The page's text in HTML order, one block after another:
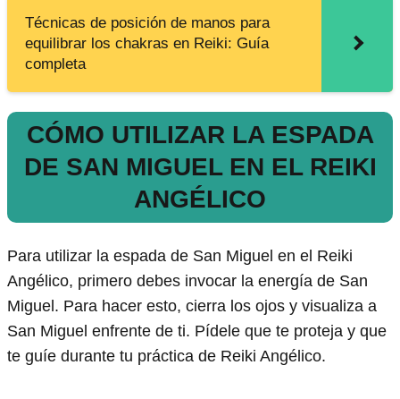
Técnicas de posición de manos para
equilibrar los chakras en Reiki: Guía
completa
CÓMO UTILIZAR LA ESPADA
DE SAN MIGUEL EN EL REIKI
ANGÉLICO
Para utilizar la espada de San Miguel en el Reiki
Angélico, primero debes invocar la energía de San
Miguel. Para hacer esto, cierra los ojos y visualiza a
San Miguel enfrente de ti. Pídele que te proteja y que
te guíe durante tu práctica de Reiki Angélico.